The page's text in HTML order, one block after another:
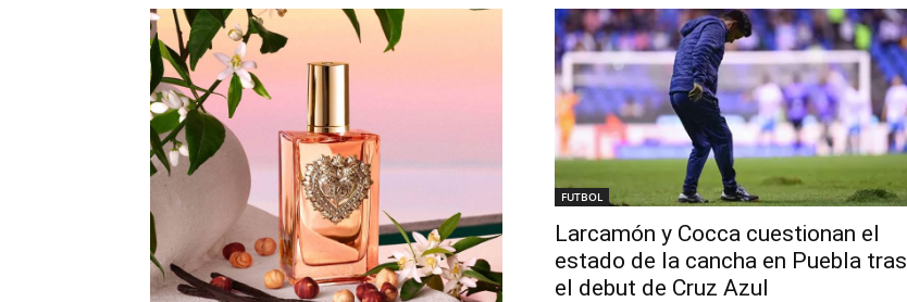
FUTBOL
Larcamón y Cocca cuestionan el
estado de la cancha en Puebla tras
el debut de Cruz Azul